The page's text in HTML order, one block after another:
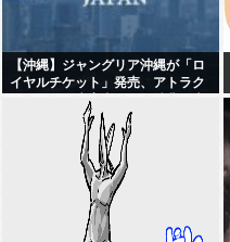
【沖縄】ジャングリア沖縄が「ロ
イヤルチケット」発売、アトラク
ションの優先案内などの特典…大
人2万9700円